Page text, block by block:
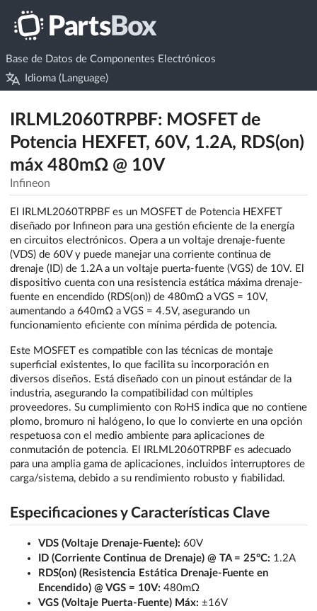
Base de Datos de Componentes Electrónicos
Idioma (Language)
IRLML2060TRPBF: MOSFET de
Potencia HEXFET, 60V, 1.2A, RDS(on)
máx 480mΩ @ 10V
Infineon
El IRLML2060TRPBF es un MOSFET de Potencia HEXFET
diseñado por Infineon para una gestión eficiente de la energía
en circuitos electrónicos. Opera a un voltaje drenaje-fuente
(VDS) de 60V y puede manejar una corriente continua de
drenaje (ID) de 1.2A a un voltaje puerta-fuente (VGS) de 10V. El
dispositivo cuenta con una resistencia estática máxima drenaje-
fuente en encendido (RDS(on)) de 480mΩ a VGS = 10V,
aumentando a 640mΩ a VGS = 4.5V, asegurando un
funcionamiento eficiente con mínima pérdida de potencia.
Este MOSFET es compatible con las técnicas de montaje
superficial existentes, lo que facilita su incorporación en
diversos diseños. Está diseñado con un pinout estándar de la
industria, asegurando la compatibilidad con múltiples
proveedores. Su cumplimiento con RoHS indica que no contiene
plomo, bromuro ni halógeno, lo que lo convierte en una opción
respetuosa con el medio ambiente para aplicaciones de
conmutación de potencia. El IRLML2060TRPBF es adecuado
para una amplia gama de aplicaciones, incluidos interruptores de
carga/sistema, debido a su rendimiento robusto y fiabilidad.
Especificaciones y Características Clave
VDS (Voltaje Drenaje-Fuente): 60V
ID (Corriente Continua de Drenaje) @ TA = 25°C: 1.2A
RDS(on) (Resistencia Estática Drenaje-Fuente en
Encendido) @ VGS = 10V: 480mΩ
VGS (Voltaje Puerta-Fuente) Máx: ±16V